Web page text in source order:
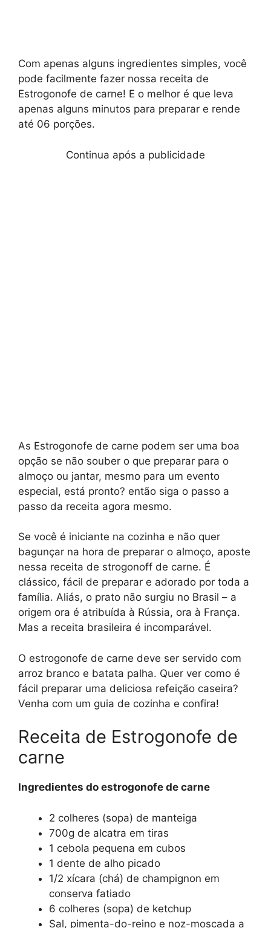
Com apenas alguns ingredientes simples, você
pode facilmente fazer nossa receita de
Estrogonofe de carne! E o melhor é que leva
apenas alguns minutos para preparar e rende
até 06 porções.
Continua após a publicidade
As Estrogonofe de carne podem ser uma boa
opção se não souber o que preparar para o
almoço ou jantar, mesmo para um evento
especial, está pronto? então siga o passo a
passo da receita agora mesmo.
Se você é iniciante na cozinha e não quer
bagunçar na hora de preparar o almoço, aposte
nessa receita de strogonoff de carne. É
clássico, fácil de preparar e adorado por toda a
família. Aliás, o prato não surgiu no Brasil – a
origem ora é atribuída à Rússia, ora à França.
Mas a receita brasileira é incomparável.
O estrogonofe de carne deve ser servido com
arroz branco e batata palha. Quer ver como é
fácil preparar uma deliciosa refeição caseira?
Venha com um guia de cozinha e confira!
Receita de Estrogonofe de
carne
Ingredientes do estrogonofe de carne
2 colheres (sopa) de manteiga
700g de alcatra em tiras
1 cebola pequena em cubos
1 dente de alho picado
1/2 xícara (chá) de champignon em
conserva fatiado
6 colheres (sopa) de ketchup
Sal, pimenta-do-reino e noz-moscada a